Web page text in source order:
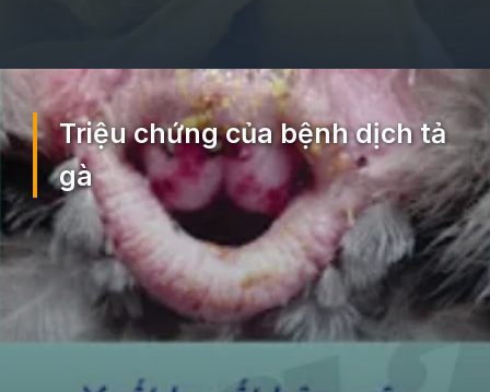
Đang mở https://ocopaz.vn/benh-dich-ta-ga-33
Triệu chứng của bệnh dịch tả
gà